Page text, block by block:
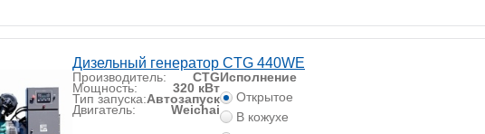
Дизельный генератор CTG 440WE
Производитель: CTG
Мощность: 320 кВт
Тип запуска:Автозапуск
Двигатель: Weichai
Исполнение
Открытое
В кожухе